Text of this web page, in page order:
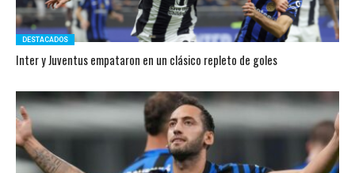
DESTACADOS
Inter y Juventus empataron en un clásico repleto de goles